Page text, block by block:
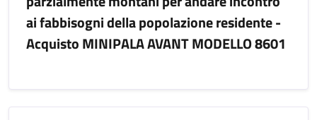
ai fabbisogni della popolazione residente -
Acquisto MINIPALA AVANT MODELLO 8601